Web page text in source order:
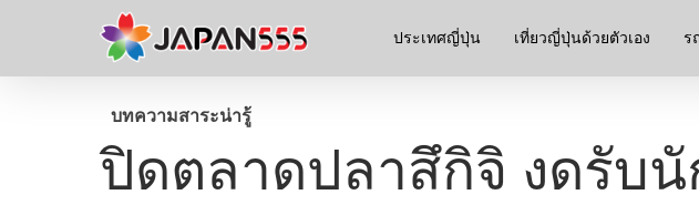
ประเทศญี่ปุ่น เที่ยวญี่ปุ่นด้วยตัวเอง ร
บทความสาระน่ารู้
ปิดตลาดปลาสึกิจิ งดรับนั